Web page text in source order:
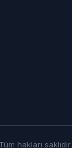
hakları saklıdır.